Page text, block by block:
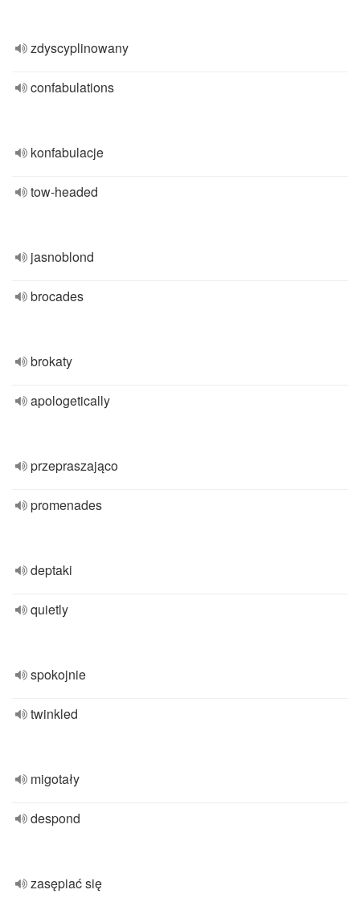
zdyscyplinowany
confabulations
konfabulacje
tow-headed
jasnoblond
brocades
brokaty
apologetically
przepraszająco
promenades
deptaki
quietly
spokojnie
twinkled
migotały
despond
zasępiać się